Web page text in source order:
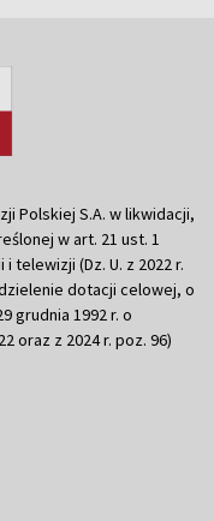
Polskiej S.A. w likwidacji,
w art. 21 ust. 1
telewizji (Dz. U. z 2022 r.
dotacji celowej, o
grudnia 1992 r. o
oraz z 2024 r. poz. 96)